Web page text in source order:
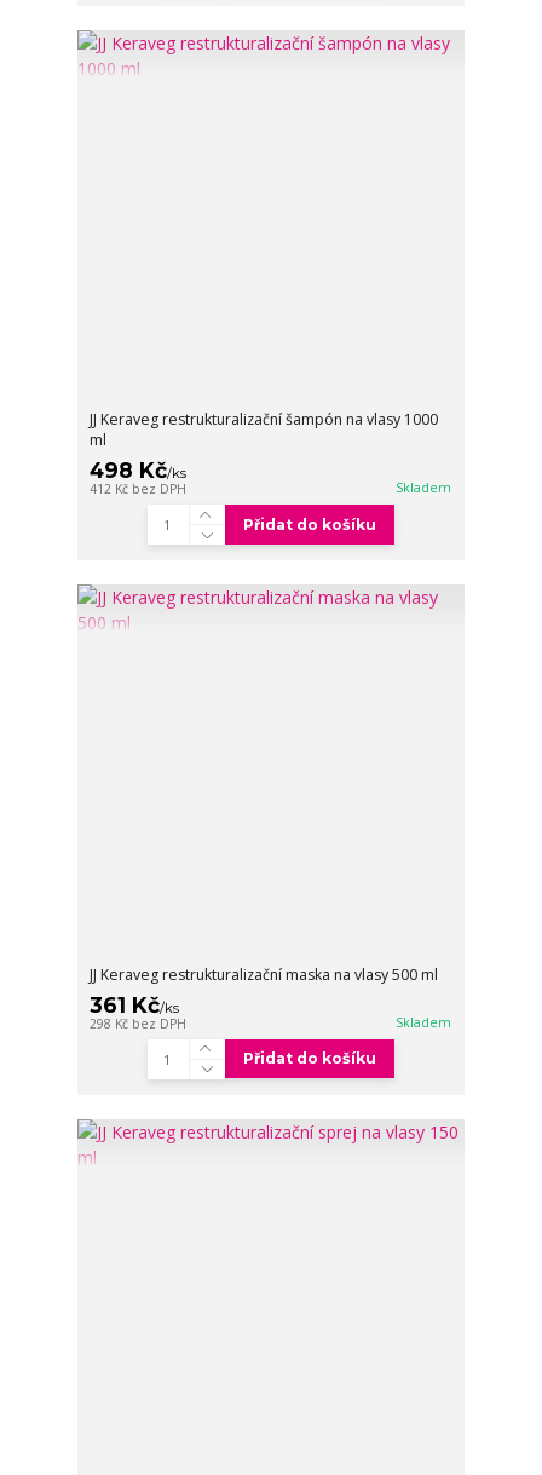
JJ Keraveg restrukturalizační šampón na vlasy 1000
ml
498 Kč/ks
412 Kč bez DPH Skladem
Přidat do košíku
JJ Keraveg restrukturalizační maska na vlasy 500 ml
361 Kč/ks
298 Kč bez DPH Skladem
Přidat do košíku